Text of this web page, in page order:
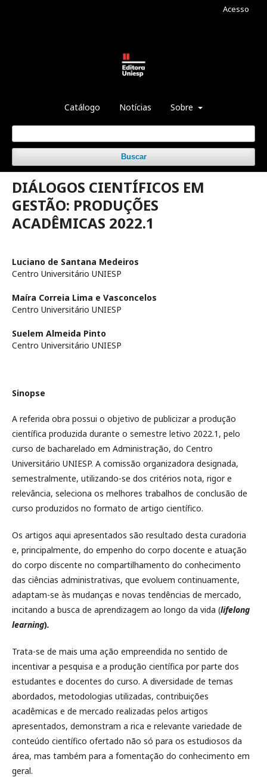
Catálogo Notícias Sobre
Buscar
Acesso
DIÁLOGOS CIENTÍFICOS EM
GESTÃO: PRODUÇÕES
ACADÊMICAS 2022.1
Luciano de Santana Medeiros
Centro Universitário UNIESP
Maíra Correia Lima e Vasconcelos
Centro Universitário UNIESP
Suelem Almeida Pinto
Centro Universitário UNIESP
Sinopse
A referida obra possui o objetivo de publicizar a produção
científica produzida durante o semestre letivo 2022.1, pelo
curso de bacharelado em Administração, do Centro
Universitário UNIESP. A comissão organizadora designada,
semestralmente, utilizando-se dos critérios nota, rigor e
relevância, seleciona os melhores trabalhos de conclusão de
curso produzidos no formato de artigo científico.
Os artigos aqui apresentados são resultado desta curadoria
e, principalmente, do empenho do corpo docente e atuação
do corpo discente no compartilhamento do conhecimento
das ciências administrativas, que evoluem continuamente,
adaptam-se às mudanças e novas tendências de mercado,
incitando a busca de aprendizagem ao longo da vida (lifelong
learning).
Trata-se de mais uma ação empreendida no sentido de
incentivar a pesquisa e a produção científica por parte dos
estudantes e docentes do curso. A diversidade de temas
abordados, metodologias utilizadas, contribuições
acadêmicas e de mercado realizadas pelos artigos
apresentados, demonstram a rica e relevante variedade de
conteúdo científico ofertado não só para os estudiosos da
área, mas também para a fomentação do conhecimento em
geral.